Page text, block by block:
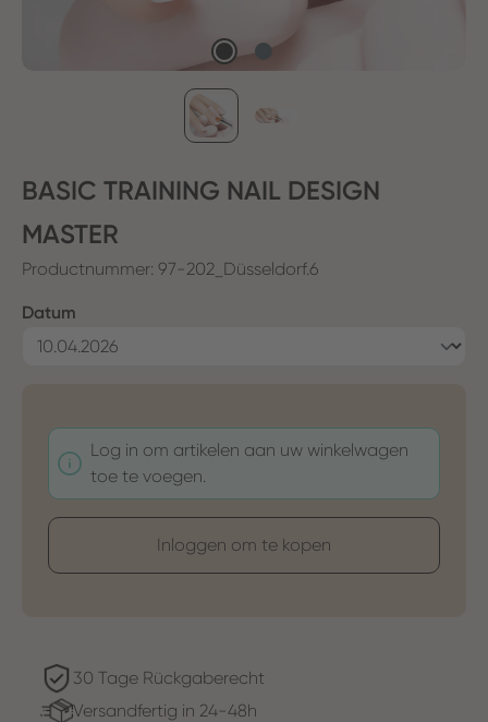
BASIC TRAINING NAIL DESIGN
MASTER
Productnummer: 97-202_Düsseldorf.6
Selecteer
Datum
Log in om artikelen aan uw winkelwagen
toe te voegen.
Inloggen om te kopen
30 Tage Rückgaberecht
Versandfertig in 24-48h